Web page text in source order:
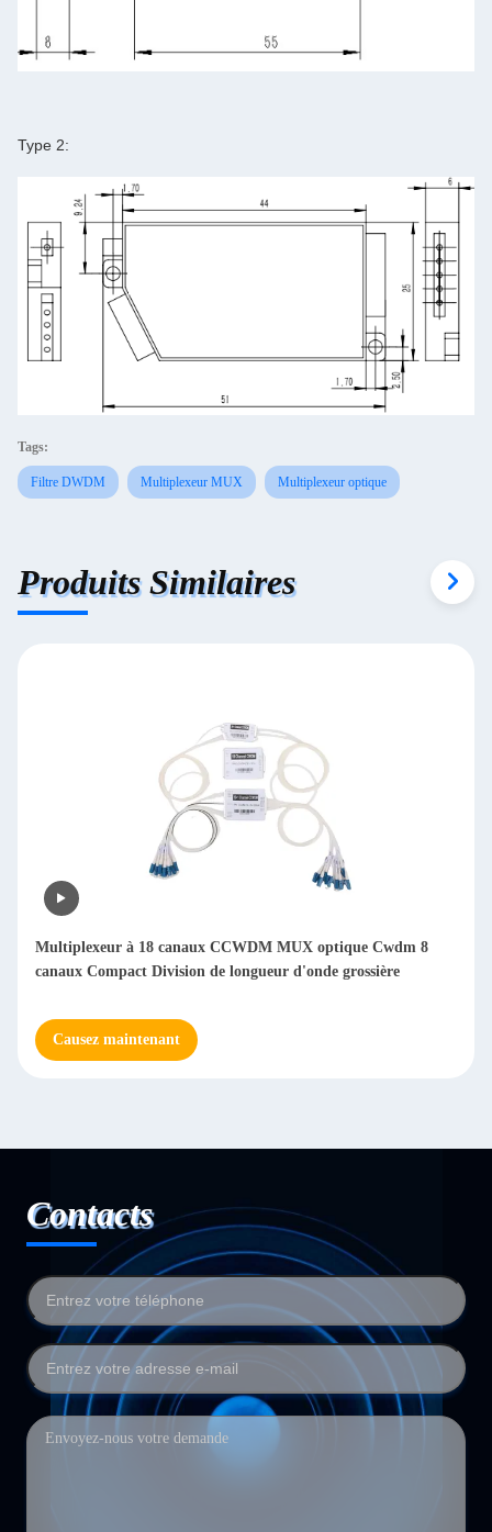
Type 2:
Tags:
Filtre DWDM Multiplexeur MUX Multiplexeur optique
Produits Similaires
Multiplexeur à 18 canaux CCWDM MUX optique Cwdm 8
canaux Compact Division de longueur d'onde grossière
Causez maintenant
Contacts